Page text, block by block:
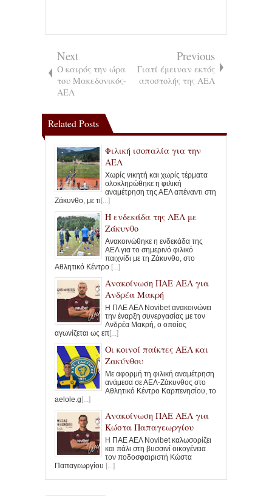
Next
Ο καιρός την ώρα
του Μακεδονικός-
ΑΕΛ
Previous
Γιατί έμειναν εκτός
αποστολής της ΑΕΛ
Related Posts
Φιλική ισοπαλία για την
ΑΕΛ
Χωρίς νικητή και χωρίς τέρματα
ολοκληρώθηκε η φιλική
αναμέτρηση της ΑΕΛ απέναντι στη
Ζάκυνθο, με τι [...]
Η ενδεκάδα της ΑΕΛ με
Ζάκυνθο
Ανακοινώθηκε η ενδεκάδα της
ΑΕΛ για το σημερινό φιλικό
παιχνίδι με τη Ζάκυνθο, στο
Αθλητικό Κέντρο [...]
Ανακοίνωση ΠΑΕ ΑΕΛ για
Ανδρέα Μακρή
Η ΠΑΕ ΑΕΛ Novibet ανακοινώνει
την έναρξη συνεργασίας με τον
Ανδρέα Μακρή, ο οποίος
αγωνίζεται ως επ[...]
Οι κοινοί παίκτες ΑΕΛ και
Ζακύνθου
Με αφορμή τη φιλική αναμέτρηση
ανάμεσα σε ΑΕΛ-Ζάκυνθος στο
Αθλητικό Κέντρο Καρπενησίου, το
aelole.g [...]
Ανακοίνωση ΠΑΕ ΑΕΛ για
Κώστα Παπαγεωργίου
Η ΠΑΕ ΑΕΛ Novibet καλωσορίζει
και πάλι στη βυσσινί οικογένεια
τον ποδοσφαιριστή Κώστα
Παπαγεωργίου [...]